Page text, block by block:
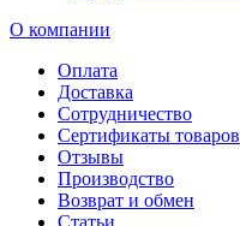
О компании
Оплата
Доставка
Сотрудничество
Сертификаты товаров
Отзывы
Производство
Возврат и обмен
Статьи